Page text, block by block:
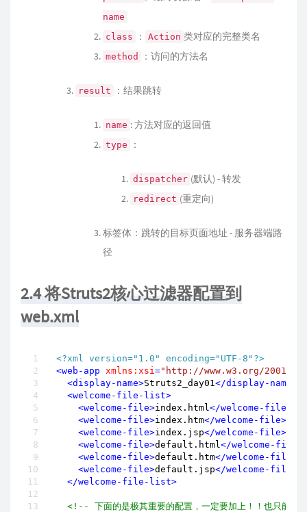
name
class
： Action 类对应的完整类名
method ：访问的方法名
result ：结果跳转
name : 方法对应的返回值
type ：
dispatcher (默认) - 转发
redirect (重定向)
标签体：跳转的目标页面地址 - 服务器端路
径
2.4 将Struts2核心过滤器配置到
web.xml
<?xml version="1.0" encoding="UTF-8"?>
<web-app xmlns:xsi ="http://www.w3.org/2001/
<display-name>Struts2_day01 </display-name
<welcome-file-list>
<welcome-file>index.html </welcome-file
<welcome-file>index.htm</welcome-file>
<welcome-file>index.jsp</welcome-file>
<welcome-file>default.html </welcome-file
<welcome-file>default.htm</welcome-file
<welcome-file>default.jsp</welcome-file
</welcome-file-list>
<!-- 下面的是极其重要的配置，一定要加上！！也只能